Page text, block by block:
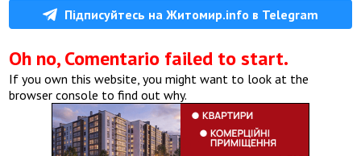
Підписуйтесь на Житомир.info в Telegram
Oh no, Comentario failed to start.
If you own this website, you might want to look at the
browser console to find out why.